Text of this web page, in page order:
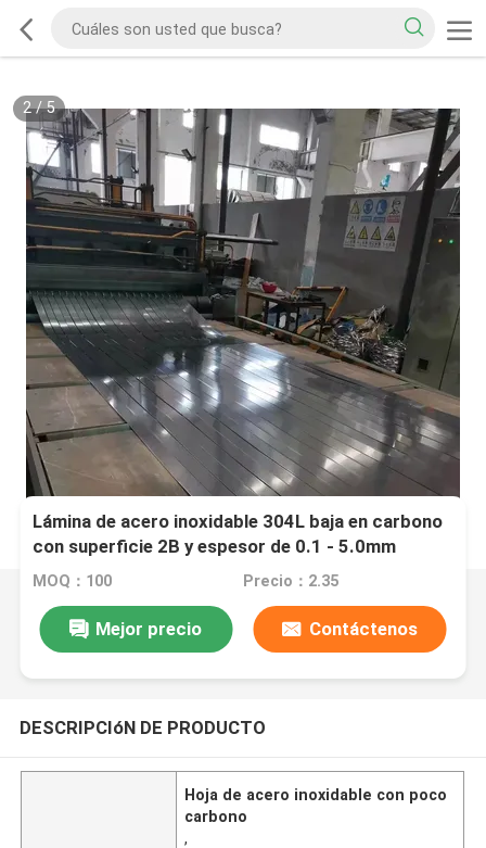
2/5
Lámina de acero inoxidable 304L baja en carbono
con superficie 2B y espesor de 0.1 - 5.0mm
laminada en frío
MOQ：100 Precio：2.35
Mejor precio Contáctenos
DESCRIPCIóN DE PRODUCTO
Hoja de acero inoxidable con poco
carbono
,